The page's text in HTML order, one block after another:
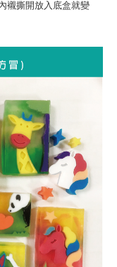
襯撕開放入底盒就變